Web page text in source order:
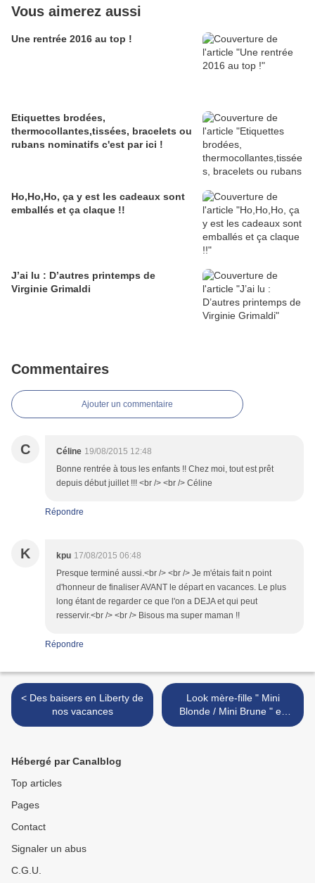
Vous aimerez aussi
Une rentrée 2016 au top !
Etiquettes brodées,
thermocollantes,tissées, bracelets ou
rubans nominatifs c'est par ici !
Ho,Ho,Ho, ça y est les cadeaux sont
emballés et ça claque !!
J’ai lu : D’autres printemps de
Virginie Grimaldi
Commentaires
Ajouter un commentaire
C Céline 19/08/2015 12:48
Bonne rentrée à tous les enfants !! Chez moi, tout est prêt
depuis début juillet !!! <br /> <br /> Céline
Répondre
K kpu 17/08/2015 06:48
Presque terminé aussi.<br /> <br /> Je m'étais fait n point
d'honneur de finaliser AVANT le départ en vacances. Le plus
long étant de regarder ce que l'on a DEJA et qui peut
resservir.<br /> <br /> Bisous ma super maman !!
Répondre
< Des baisers en Liberty de
nos vacances
Look mère-fille " Mini
Blonde / Mini Brune " en
Blune >
Hébergé par Canalblog
Top articles
Pages
Contact
Signaler un abus
C.G.U.